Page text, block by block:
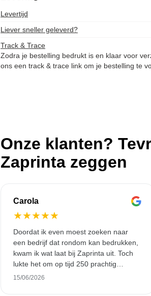
Levertijd
Liever sneller geleverd?
Track & Trace
Zodra je bestelling bedrukt is en klaar voor
ons een track & trace link om je bestelling te
Onze klanten?
Zaprinta zeggen
Carola
★★★★★
Doordat ik even moest zoeken naar
een bedrijf dat rondom kan bedrukken,
kwam ik wat laat bij Zaprinta uit. Toch
lukte het om op tijd 250 prachtig
bedrukte emaille mokken te leveren. Ik
15/06/2026